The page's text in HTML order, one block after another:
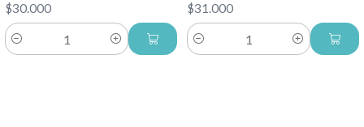
$30.000
Cantidad
$31.000
Cantidad